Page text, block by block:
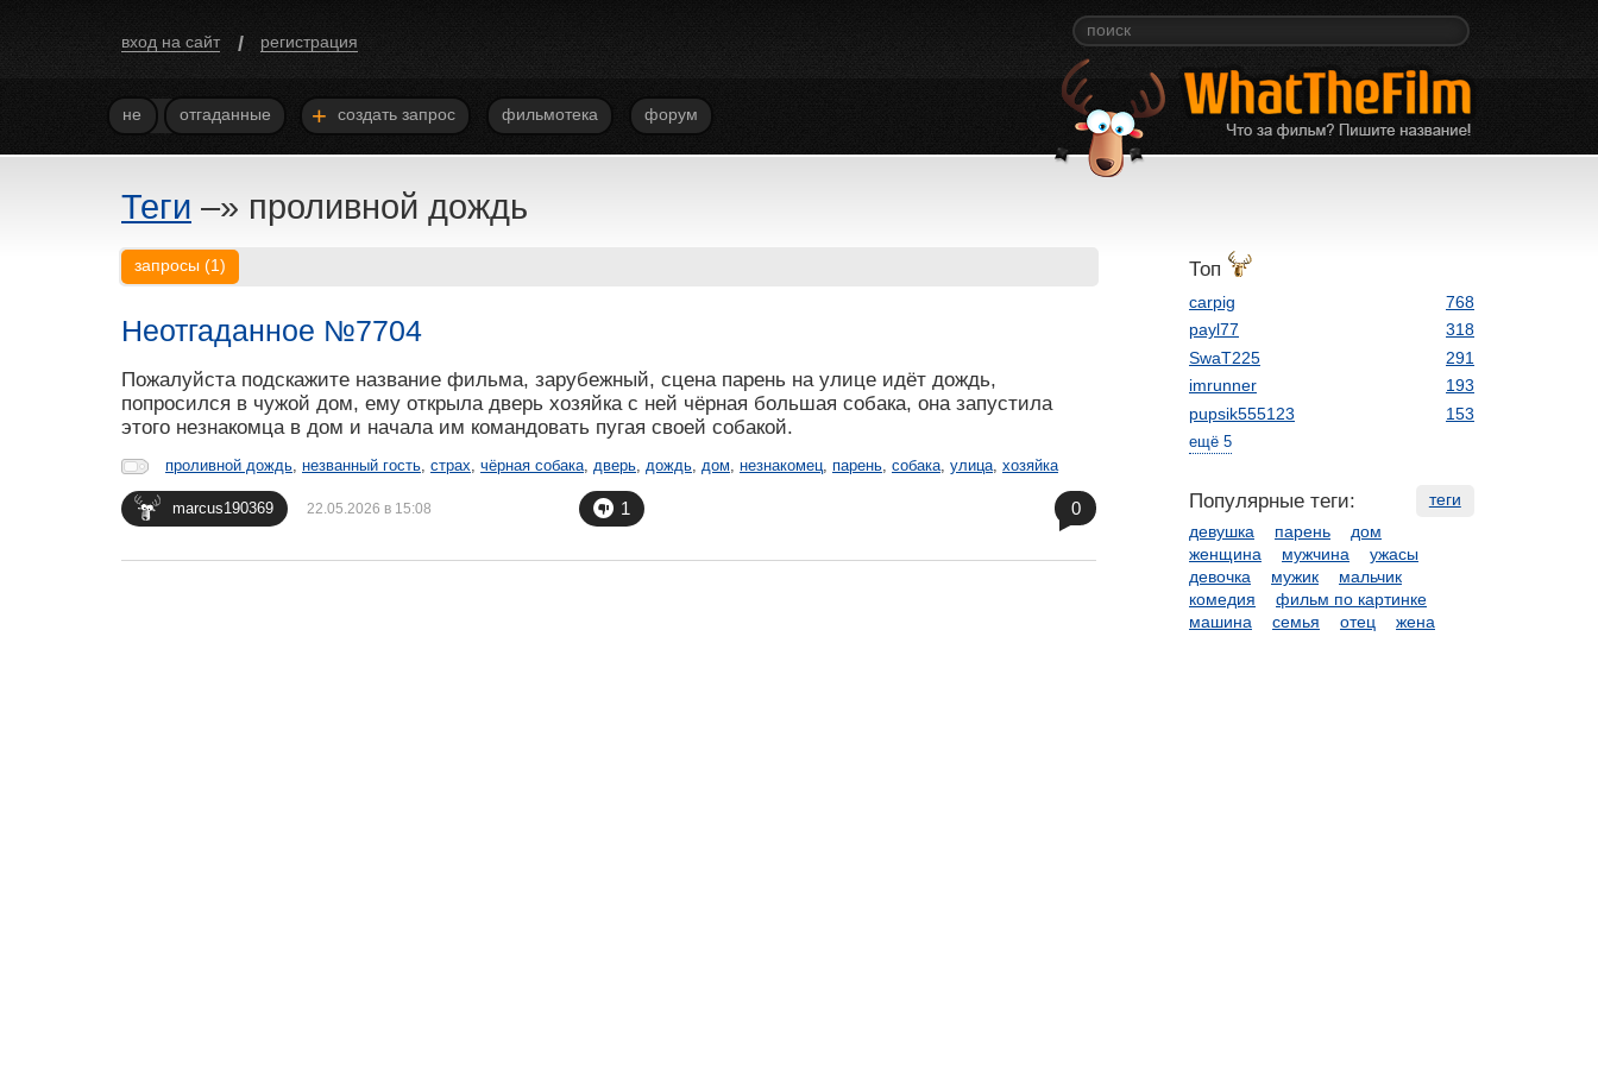
вход на сайт / регистрация
не отгаданные + создать запрос фильмотека форум
Теги –» проливной дождь
запросы (1)
Неотгаданное №7704
Пожалуйста подскажите название фильма, зарубежный, сцена парень на улице идёт дождь,
попросился в чужой дом, ему открыла дверь хозяйка с ней чёрная большая собака, она запустила
этого незнакомца в дом и начала им командовать пугая своей собакой.
проливной дождь, незванный гость, страх, чёрная собака, дверь, дождь, дом, незнакомец, парень, собака, улица, хозяйка
marcus190369 22.05.2026 в 15:08 1 0
Топ
carpig
768
payl77
318
SwaT225
291
imrunner
193
pupsik555123
153
ещё 5
теги
Популярные теги:
девушка парень
дом
женщина
мужчина
ужасы
девочка
мужик
мальчик
комедия
фильм по картинке
машина
семья отец жена